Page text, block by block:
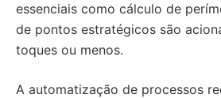
essenciais como cálculo de
de pontos estratégicos são
toques ou menos.
A automatização de processos